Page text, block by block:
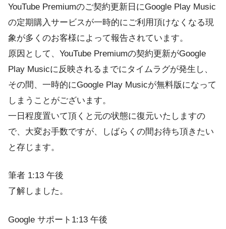
YouTube Premiumのご契約更新日にGoogle Play Music
の定期購入サービスが一時的にご利用頂けなくなる現
象が多くのお客様によって報告されています。
原因として、YouTube Premiumの契約更新がGoogle
Play Musicに反映されるまでにタイムラグが発生し、
その間、一時的にGoogle Play Musicが無料版になって
しまうことがございます。
一日程度置いて頂くと元の状態に復元いたしますの
で、大変お手数ですが、しばらくの間お待ち頂きたい
と存じます。
筆者 1:13 午後
了解しました。
Google サポート1:13 午後